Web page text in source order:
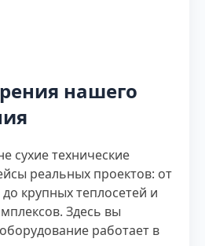
нашего
сухие технические
реальных проектов: от
крупных теплосетей и
Здесь вы
работает в